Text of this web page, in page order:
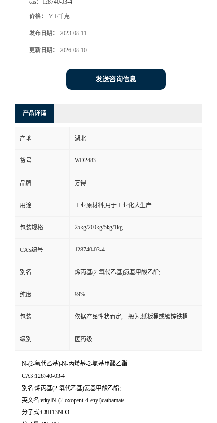
cas： 128740-03-4
价格： ￥1/千克
发布日期： 2023-08-11
更新日期： 2026-08-10
发送咨询信息
产品详请
产地 湖北
货号 WD2483
品牌 万得
用途 工业原材料,用于工业化大生产
包装规格 25kg/200kg/5kg/1kg
CAS编号 128740-03-4
别名 烯丙基(2-氧代乙基)氨基甲酸乙酯;
纯度 99%
包装 依据产品性状而定,一般为:纸板桶或镀锌铁桶
级别 医药级
N-(2-氧代乙基)-N-丙烯基-2-氨基甲酸乙酯
CAS:128740-03-4
别名:烯丙基(2-氧代乙基)氨基甲酸乙酯;
英文名:ethylN-(2-oxopent-4-enyl)carbamate
分子式:C8H13NO3